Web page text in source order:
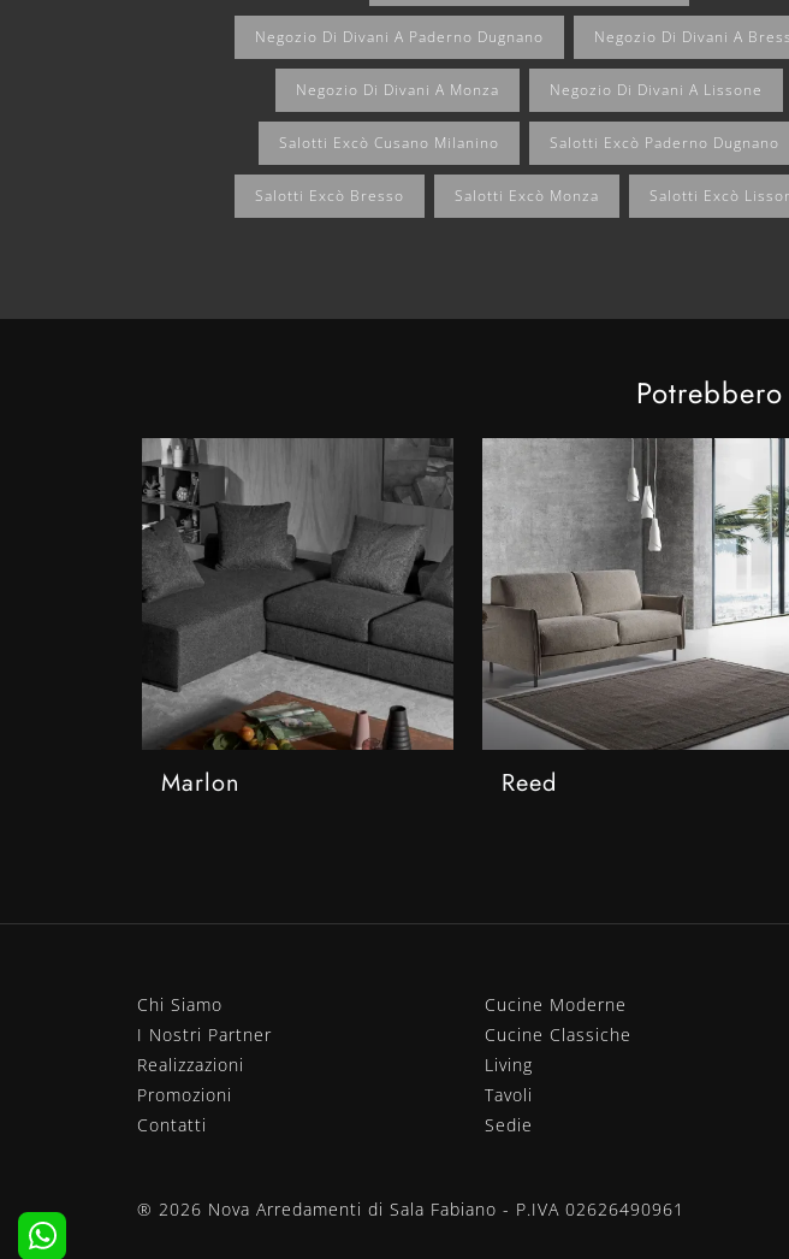
Negozio Di Divani A Paderno Dugnano Negozio Di Divani A
Negozio Di Divani A Monza Negozio Di Divani A Lissone
Salotti Excò Cusano Milanino Salotti Excò Paderno Dugnano
Salotti Excò Bresso Salotti Excò Monza Salotti Excò
Marlon Reed
Chi Siamo
I Nostri Partner
Realizzazioni
Promozioni
Contatti
Cucine Moderne
Cucine Classiche
Living
Tavoli
Sedie
® 2026 Nova Arredamenti di Sala Fabiano - P.IVA 02626490961